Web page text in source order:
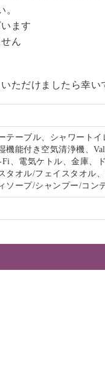
ます
ん
ただけましたら幸い
テーブル、シャワート
機能付き空気清浄機、
、電気ケトル、金庫、
タオル/フェイスタオル
ソープ/シャンプー/コン